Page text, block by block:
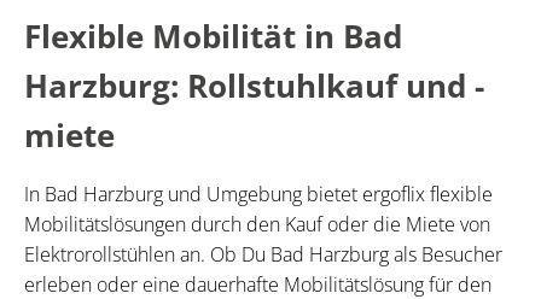
Flexible Mobilität in Bad
Harzburg: Rollstuhlkauf und -
miete
In Bad Harzburg und Umgebung bietet ergoflix flexible
Mobilitätslösungen durch den Kauf oder die Miete von
Elektrorollstühlen an. Ob Du Bad Harzburg als Besucher
erleben oder eine dauerhafte Mobilitätslösung für den